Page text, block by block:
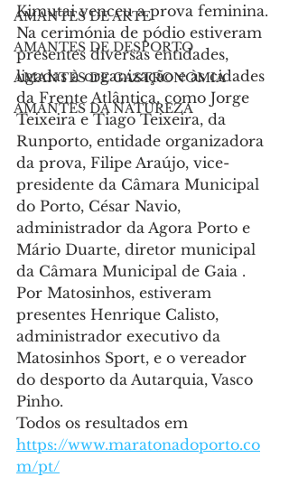
AMANTES DE ARTE
AMANTES DE DESPORTO
AMANTES DE GASTRONOMIA
AMANTES DA NATUREZA
Kimutai venceu a prova feminina.
Na cerimónia de pódio estiveram
presentes diversas entidades,
ligadas à organização e às cidades
da Frente Atlântica, como Jorge
Teixeira e Tiago Teixeira, da
Runporto, entidade organizadora
da prova, Filipe Araújo, vice-
presidente da Câmara Municipal
do Porto, César Navio,
administrador da Agora Porto e
Mário Duarte, diretor municipal
da Câmara Municipal de Gaia .
Por Matosinhos, estiveram
presentes Henrique Calisto,
administrador executivo da
Matosinhos Sport, e o vereador
do desporto da Autarquia, Vasco
Pinho.
Todos os resultados em
https://www.maratonadoporto.co
m/pt/